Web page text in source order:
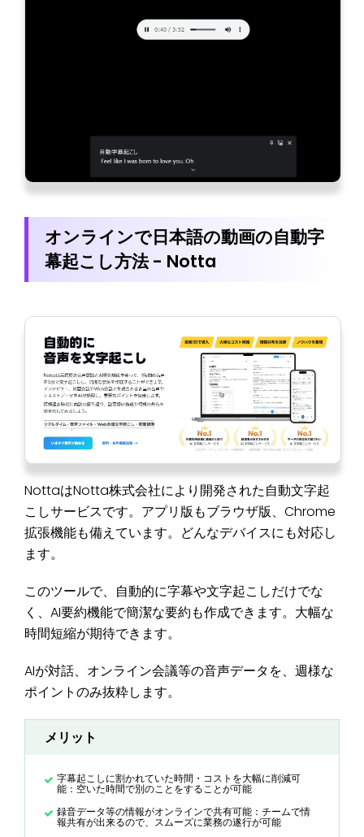
オンラインで日本語の動画の自動字
幕起こし方法 - Notta
NottaはNotta株式会社により開発された自動文字起
こしサービスです。アプリ版もブラウザ版、Chrome
拡張機能も備えています。どんなデバイスにも対応し
ます。
このツールで、自動的に字幕や文字起こしだけでな
く、AI要約機能で簡潔な要約も作成できます。大幅な
時間短縮が期待できます。
AIが対話、オンライン会議等の音声データを、週様な
ポイントのみ抜粋します。
メリット
字幕起こしに割かれていた時間・コストを大幅に削減可
能：空いた時間で別のことをすることが可能
録音データ等の情報がオンラインで共有可能：チームで情
報共有が出来るので、スムーズに業務の遂行が可能